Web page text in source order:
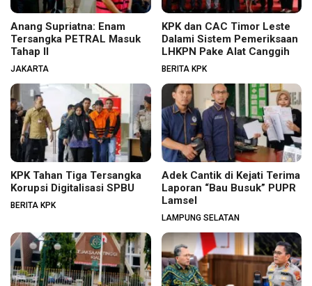
Anang Supriatna: Enam
Tersangka PETRAL Masuk
Tahap II
JAKARTA
KPK dan CAC Timor Leste
Dalami Sistem Pemeriksaan
LHKPN Pake Alat Canggih
BERITA KPK
KPK Tahan Tiga Tersangka
Korupsi Digitalisasi SPBU
BERITA KPK
Adek Cantik di Kejati Terima
Laporan “Bau Busuk” PUPR
Lamsel
LAMPUNG SELATAN